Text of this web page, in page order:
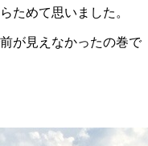
ためて思いました。
が見えなかったの巻で